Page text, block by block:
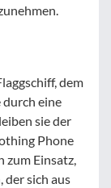
dem
durch eine
sie der
Phone
zum Einsatz,
der sich aus